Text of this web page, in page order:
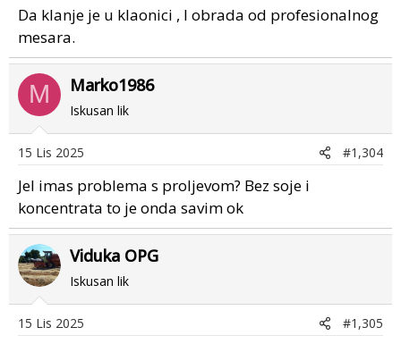
Da klanje je u klaonici , I obrada od profesionalnog
mesara.
M Marko1986
Iskusan lik
15 Lis 2025 #1,304
Jel imas problema s proljevom? Bez soje i
koncentrata to je onda savim ok
Viduka OPG
Iskusan lik
15 Lis 2025 #1,305